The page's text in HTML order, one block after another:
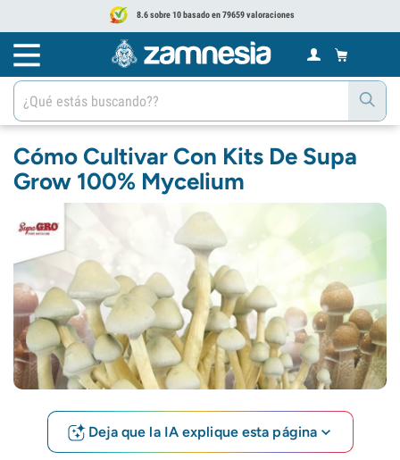
8.6 sobre 10 basado en 79659 valoraciones
Cómo Cultivar Con Kits De Supa
Grow 100% Mycelium
Deja que la IA explique esta página